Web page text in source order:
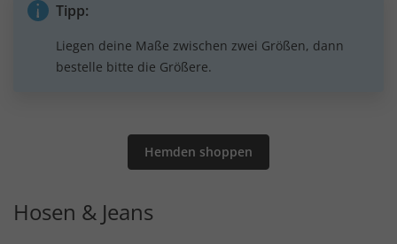
Tipp:
Liegen deine Maße zwischen zwei Größen, dann
bestelle bitte die Größere.
Hemden shoppen
Hosen & Jeans